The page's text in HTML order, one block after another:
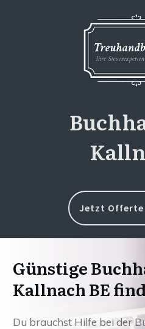
Jetzt Offerte
Günstige
Kallnach BE
Du brauchst Hilfe bei der